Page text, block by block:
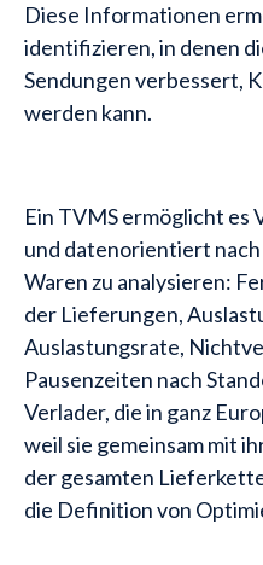
Diese Informationen
identifizieren, in denen
Sendungen verbessert,
werden kann.
Ein TVMS ermöglicht es
und datenorientiert
Waren zu analysieren:
der Lieferungen,
Auslastungsrate,
Pausenzeiten nach
Verlader, die in ganz
weil sie gemeinsam mit
der gesamten
die Definition von